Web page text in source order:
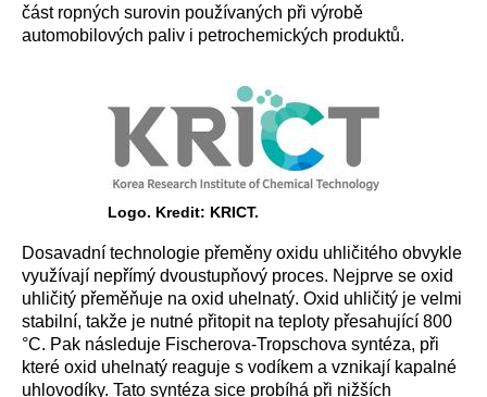
část ropných surovin používaných při výrobě
automobilových paliv i petrochemických produktů.
Logo. Kredit: KRICT.
Dosavadní technologie přeměny oxidu uhličitého obvykle
využívají nepřímý dvoustupňový proces. Nejprve se oxid
uhličitý přeměňuje na oxid uhelnatý. Oxid uhličitý je velmi
stabilní, takže je nutné přitopit na teploty přesahující 800
°C. Pak následuje Fischerova-Tropschova syntéza, při
které oxid uhelnatý reaguje s vodíkem a vznikají kapalné
uhlovodíky. Tato syntéza sice probíhá při nižších